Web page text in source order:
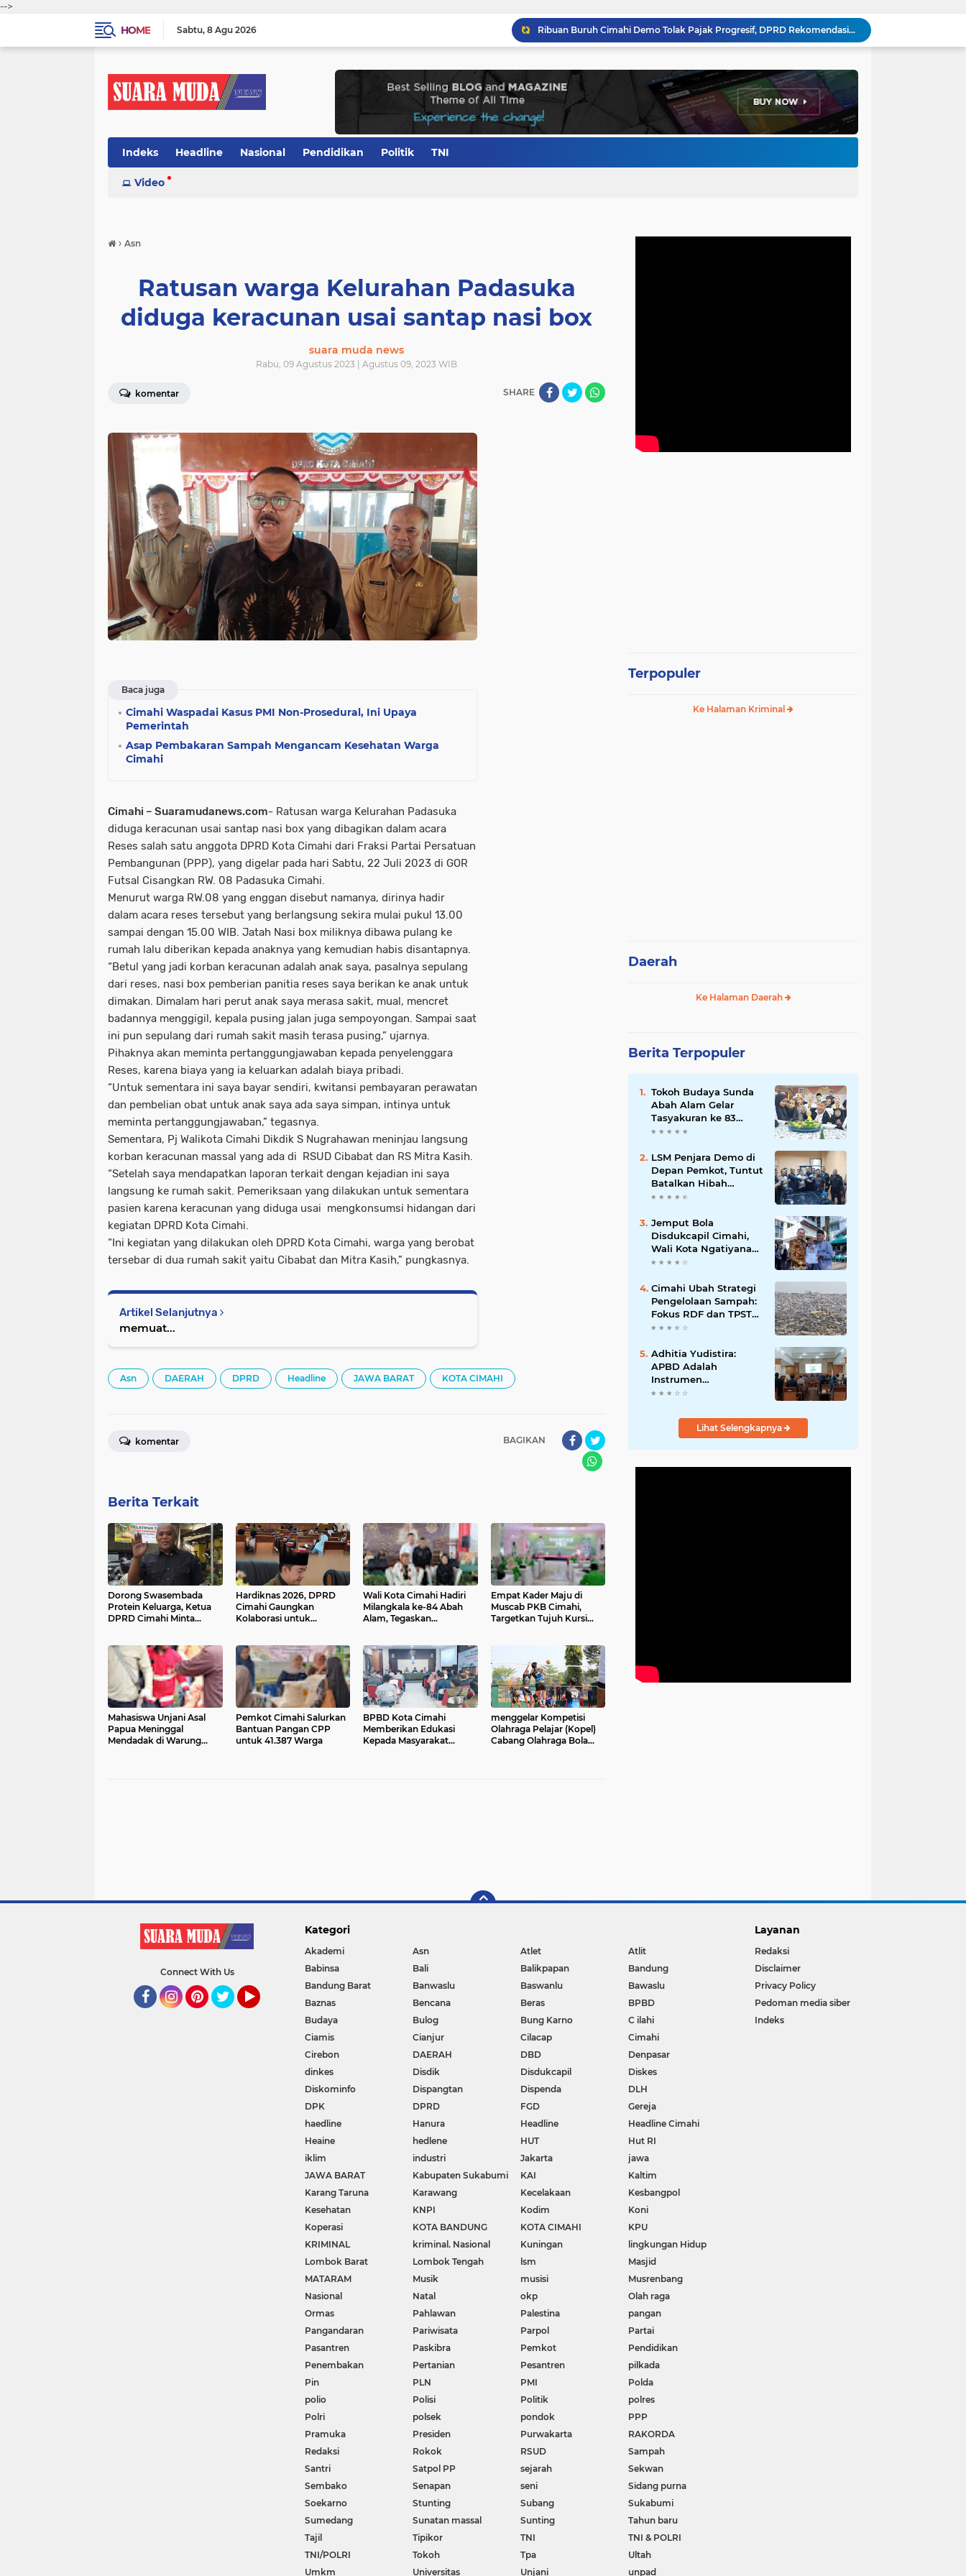
-->
HOME
Sabtu 8 Agu 2026
Ribuan Buruh Cimahi Demo Tolak Pajak Progresif, DPRD Rekomendasikan 4 Tuntutan ke Presiden dan DPR RI
Sambut Agen Perubahan, Ketua DPRD Cimahi Ajak Mahasiswa KKN UIN Bandung Hadirkan Solusi Nyata
Adhitia Yudistira: APBD Adalah Instrumen Kesejahteraan, Bukan Sekadar Catatan Angka
Ketua DPRD Wahyu Widiatmoko: LPJ 2025 Cermin Kinerja, KUA-PPAS 2027 Kompas Pembangunan Cimahi
Forum Ormas Cimahi Dampingi Aksi Damai LSM Penjara, Tegaskan Solidaritas dan Jaga Kondusivitas
Indeks Headline Nasional Pendidikan Politik TNI
Video
› Asn
Ratusan warga Kelurahan Padasuka
diduga keracunan usai santap nasi box
suara muda news
Rabu, 09 Agustus 2023 | Agustus 09, 2023 WIB
komentar SHARE
Baca juga
Cimahi Waspadai Kasus PMI Non-Prosedural, Ini Upaya
Pemerintah
Asap Pembakaran Sampah Mengancam Kesehatan Warga
Cimahi
Cimahi – Suaramudanews.com- Ratusan warga Kelurahan Padasuka
diduga keracunan usai santap nasi box yang dibagikan dalam acara
Reses salah satu anggota DPRD Kota Cimahi dari Fraksi Partai Persatuan
Pembangunan (PPP), yang digelar pada hari Sabtu, 22 Juli 2023 di GOR
Futsal Cisangkan RW. 08 Padasuka Cimahi.
Menurut warga RW.08 yang enggan disebut namanya, dirinya hadir
dalam acara reses tersebut yang berlangsung sekira mulai pukul 13.00
sampai dengan 15.00 WIB. Jatah Nasi box miliknya dibawa pulang ke
rumah lalu diberikan kepada anaknya yang kemudian habis disantapnya.
“Betul yang jadi korban keracunan adalah anak saya, pasalnya sepulang
dari reses, nasi box pemberian panitia reses saya berikan ke anak untuk
dimakan. Dimalam hari perut anak saya merasa sakit, mual, mencret
badannya menggigil, kepala pusing jalan juga sempoyongan. Sampai saat
ini pun sepulang dari rumah sakit masih terasa pusing,” ujarnya.
Pihaknya akan meminta pertanggungjawaban kepada penyelenggara
Reses, karena biaya yang ia keluarkan adalah biaya pribadi.
“Untuk sementara ini saya bayar sendiri, kwitansi pembayaran perawatan
dan pembelian obat untuk anak saya ada saya simpan, intinya untuk
meminta pertanggungjawaban,” tegasnya.
Sementara, Pj Walikota Cimahi Dikdik S Nugrahawan meninjau langsung
korban keracunan massal yang ada di RSUD Cibabat dan RS Mitra Kasih.
“Setelah saya mendapatkan laporan terkait dengan kejadian ini saya
langsung ke rumah sakit. Pemeriksaan yang dilakukan untuk sementara
pasien karena keracunan yang diduga usai mengkonsumsi hidangan dari
kegiatan DPRD Kota Cimahi.
“Ini kegiatan yang dilakukan oleh DPRD Kota Cimahi, warga yang berobat
tersebar di dua rumah sakit yaitu Cibabat dan Mitra Kasih,” pungkasnya.
Artikel Selanjutnya
memuat...
Asn DAERAH DPRD Headline JAWA BARAT KOTA CIMAHI
BAGIKAN
komentar
Berita Terkait
Dorong Swasembada
Protein Keluarga, Ketua
DPRD Cimahi Minta
Hardiknas 2026, DPRD
Cimahi Gaungkan
Kolaborasi untuk
Wali Kota Cimahi Hadiri
Milangkala ke-84 Abah
Alam, Tegaskan
Modernisasi
Empat Kader Maju di
Muscab PKB Cimahi,
Targetkan Tujuh Kursi
Mahasiswa Unjani Asal
Papua Meninggal
Mendadak di Warung
Pemkot Cimahi Salurkan
Bantuan Pangan CPP
untuk 41.387 Warga
BPBD Kota Cimahi
Memberikan Edukasi
Kepada Masyarakat
menggelar Kompetisi
Olahraga Pelajar (Kopel)
Cabang Olahraga Bola
Terpopuler
Ke Halaman Kriminal
Daerah
Ke Halaman Daerah
Berita Terpopuler
Tokoh Budaya Sunda
Abah Alam Gelar
Tasyakuran ke 83
Tahun, Dengan Penuh
LSM Penjara Demo di
Depan Pemkot, Tuntut
Batalkan Hibah
Gedung dan Hentikan
wenang
Jemput Bola
Disdukcapil Cimahi,
Wali Kota Ngatiyana
Serahkan 771
Warga Terdampak
Ganti Nama Jalan
Cimahi Ubah Strategi
Pengelolaan Sampah:
Fokus RDF dan TPST
untuk Kurangi
Adhitia Yudistira:
APBD Adalah
Instrumen
Kesejahteraan, Bukan
Angka
Lihat Selengkapnya
Connect With Us
Kategori
Akademi Asn Atlet
Atlit
Babinsa
Bali Balikpapan
Bandung
Bandung Barat
Banwaslu Baswanlu
Bawaslu
Baznas
Bencana Beras
BPBD
Budaya
Bulog Bung Karno
C ilahi
Ciamis
Cianjur Cilacap
Cimahi
Cirebon
DAERAH DBD
Denpasar
dinkes
Disdik Disdukcapil
Diskes
Diskominfo
Dispangtan Dispenda
DLH
DPK
DPRD FGD
Gereja
haedline
Hanura Headline
Headline Cimahi
Heaine
hedlene HUT
Hut RI
iklim
industri Jakarta
jawa
JAWA BARAT
Kabupaten Sukabumi KAI
Kaltim
Karang Taruna
Karawang Kecelakaan
Kesbangpol
Kesehatan
KNPI Kodim
Koni
Koperasi
KOTA BANDUNG KOTA CIMAHI
KPU
KRIMINAL
kriminal. Nasional Kuningan
lingkungan Hidup
Lombok Barat
Lombok Tengah lsm
Masjid
MATARAM
Musik musisi
Musrenbang
Nasional
Natal okp
Olah raga
Ormas
Pahlawan Palestina
pangan
Pangandaran
Pariwisata Parpol
Partai
Pasantren
Paskibra Pemkot
Pendidikan
Penembakan
Pertanian Pesantren
pilkada
Pin
PLN PMI
Polda
polio
Polisi Politik
polres
Polri
polsek pondok
PPP
Pramuka
Presiden Purwakarta
RAKORDA
Redaksi
Rokok RSUD
Sampah
Santri
Satpol PP sejarah
Sekwan
Sembako
Senapan seni
Sidang purna
Soekarno
Stunting Subang
Sukabumi
Sumedang
Sunatan massal Sunting
Tahun baru
Tajil
Tipikor TNI
TNI & POLRI
TNI/POLRI
Tokoh Tpa
Ultah
Umkm
Universitas Unjani unpad
Layanan
Redaksi
Disclaimer
Privacy Policy
Pedoman media siber
Indeks